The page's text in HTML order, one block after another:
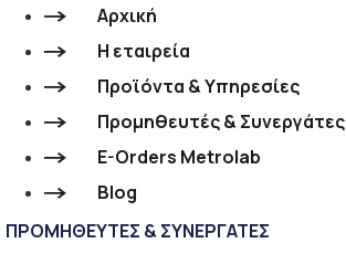
Αρχική
Η εταιρεία
Προϊόντα & Υπηρεσίες
Προμηθευτές & Συνεργάτες
E-Orders Metrolab
Blog
ΠΡΟΜΗΘΕΥΤΕΣ & ΣΥΝΕΡΓΑΤΕΣ